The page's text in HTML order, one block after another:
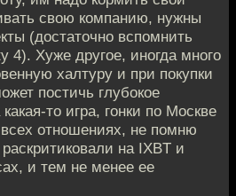
свою компанию, нужны
(достаточно вспомнить
4). Хуже другое, иногда много
халтуру и при покупки
постичь глубокое
то игра, гонки по Москве
отношениях, не помню
на IXBT и
и тем не менее ее